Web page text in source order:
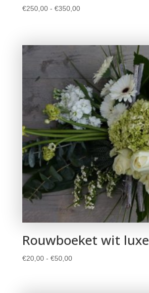
€250,00 - €350,00Prijsklasse:
Rouwboeket wit luxe
€20,00 - €50,00Prijsklasse: